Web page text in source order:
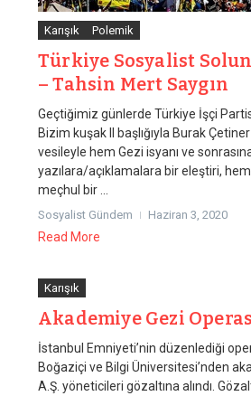
Karışık Polemik
Türkiye Sosyalist
– Tahsin Mert Saygın
Geçtiğimiz günlerde Türkiye İşçi
Bizim kuşak II başlığıyla Burak
vesileyle hem Gezi isyanı ve
yazılara/açıklamalara bir eleştiri,
meçhul bir ...
Sosyalist Gündem Haziran 3, 2020
Read More
Karışık
Akademiye Gezi
İstanbul Emniyeti’nin düzenlediği
Boğaziçi ve Bilgi Üniversitesi’nden
A.Ş. yöneticileri gözaltına alındı.